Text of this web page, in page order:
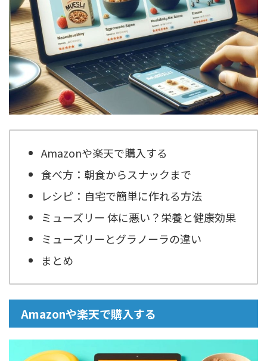
Amazonや楽天で購入する
食べ方：朝食からスナックまで
レシピ：自宅で簡単に作れる方法
ミューズリー 体に悪い？栄養と健康効果
ミューズリーとグラノーラの違い
まとめ
Amazonや楽天で購入する